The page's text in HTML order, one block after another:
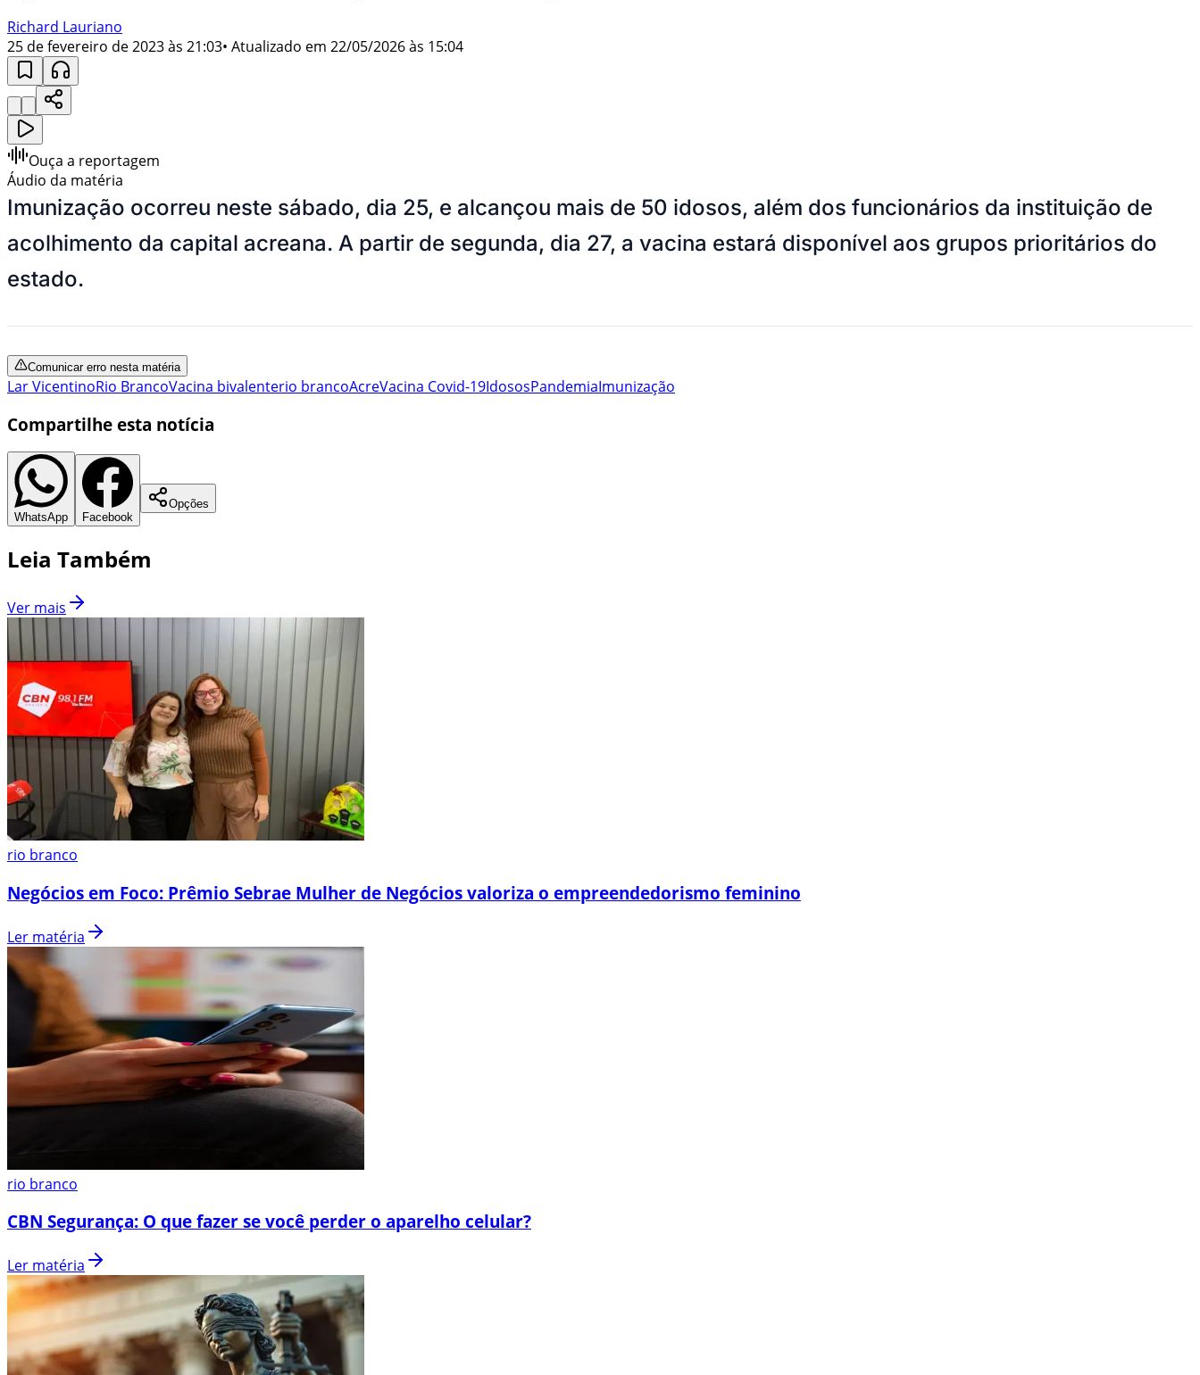
Richard Lauriano
25 de fevereiro de 2023 às 21:03• Atualizado em 22/05/2026 às 15:04
Ouça a reportagem
Áudio da matéria
Imunização ocorreu neste sábado, dia 25, e alcançou mais de 50 idosos, além dos funcionários da instituição de
acolhimento da capital acreana. A partir de segunda, dia 27, a vacina estará disponível aos grupos prioritários do
estado.
Comunicar erro nesta matéria
Lar VicentinoRio BrancoVacina bivalenterio brancoAcreVacina Covid-19IdososPandemiaImunização
Compartilhe esta notícia
WhatsApp Facebook
Opções
Leia Também
Ver mais
rio branco
Negócios em Foco: Prêmio Sebrae Mulher de Negócios valoriza o empreendedorismo feminino
Ler matéria
rio branco
CBN Segurança: O que fazer se você perder o aparelho celular?
Ler matéria